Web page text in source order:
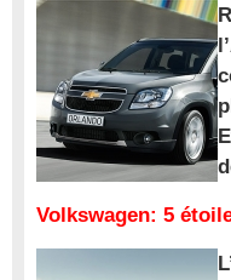
Volkswagen: 5